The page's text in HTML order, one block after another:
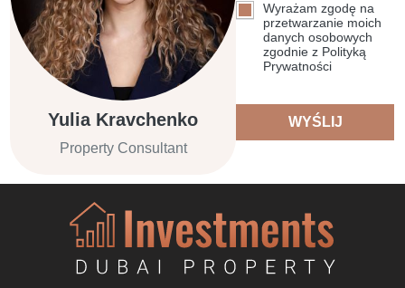
Yulia Kravchenko
Property Consultant
Wyrażam zgodę na
przetwarzanie moich
danych osobowych
zgodnie z Polityką
Prywatności
WYŚLIJ